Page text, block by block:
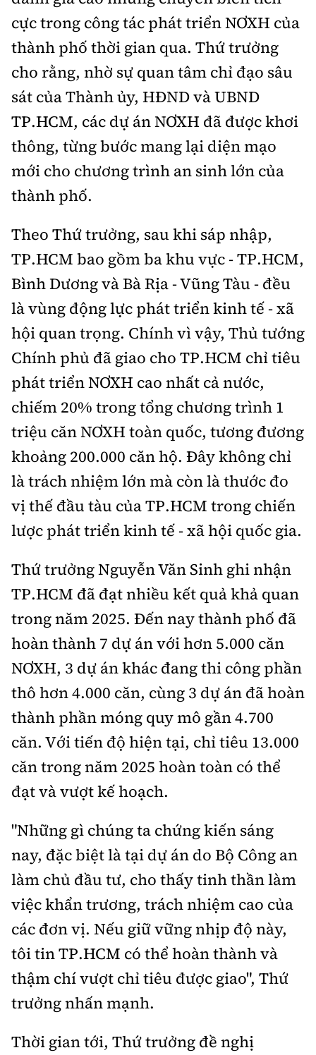
cực trong công tác phát triển NƠXH của
thành phố thời gian qua. Thứ trưởng
cho rằng, nhờ sự quan tâm chỉ đạo sâu
sát của Thành ủy, HĐND và UBND
TP.HCM, các dự án NƠXH đã được khơi
thông, từng bước mang lại diện mạo
mới cho chương trình an sinh lớn của
thành phố.
Theo Thứ trưởng, sau khi sáp nhập,
TP.HCM bao gồm ba khu vực - TP.HCM,
Bình Dương và Bà Rịa - Vũng Tàu - đều
là vùng động lực phát triển kinh tế - xã
hội quan trọng. Chính vì vậy, Thủ tướng
Chính phủ đã giao cho TP.HCM chỉ tiêu
phát triển NƠXH cao nhất cả nước,
chiếm 20% trong tổng chương trình 1
triệu căn NƠXH toàn quốc, tương đương
khoảng 200.000 căn hộ. Đây không chỉ
là trách nhiệm lớn mà còn là thước đo
vị thế đầu tàu của TP.HCM trong chiến
lược phát triển kinh tế - xã hội quốc gia.
Thứ trưởng Nguyễn Văn Sinh ghi nhận
TP.HCM đã đạt nhiều kết quả khả quan
trong năm 2025. Đến nay thành phố đã
hoàn thành 7 dự án với hơn 5.000 căn
NƠXH, 3 dự án khác đang thi công phần
thô hơn 4.000 căn, cùng 3 dự án đã hoàn
thành phần móng quy mô gần 4.700
căn. Với tiến độ hiện tại, chỉ tiêu 13.000
căn trong năm 2025 hoàn toàn có thể
đạt và vượt kế hoạch.
"Những gì chúng ta chứng kiến sáng
nay, đặc biệt là tại dự án do Bộ Công an
làm chủ đầu tư, cho thấy tinh thần làm
việc khẩn trương, trách nhiệm cao của
các đơn vị. Nếu giữ vững nhịp độ này,
tôi tin TP.HCM có thể hoàn thành và
thậm chí vượt chỉ tiêu được giao", Thứ
trưởng nhấn mạnh.
Thời gian tới, Thứ trưởng đề nghị